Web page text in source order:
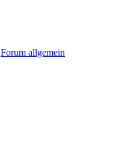
Forum allgemein